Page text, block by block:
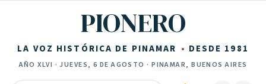
PIONERO
LA VOZ HISTÓRICA DE PINAMAR DESDE 1981
AÑOXLVI ·JUEVES, 6 DE AGOSTO · PINAMAR, BUENOS AIRES